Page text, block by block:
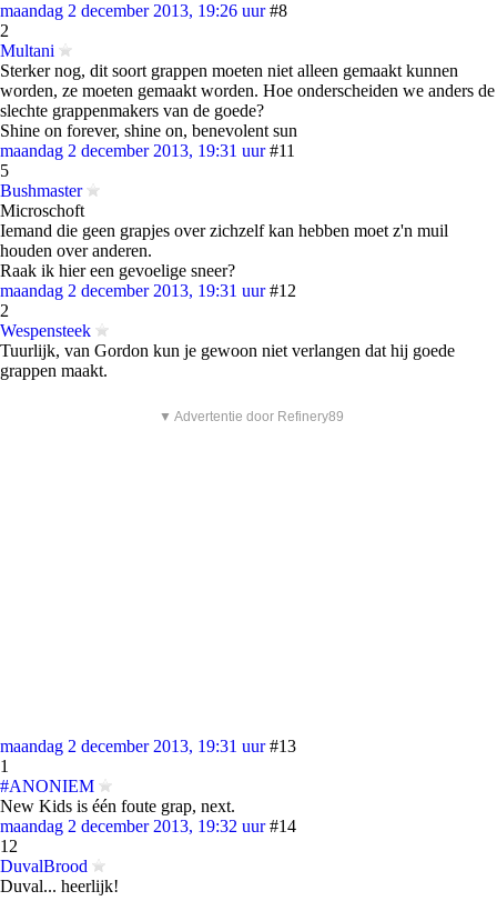
maandag 2 december 2013, 19:26 uur #8
2
Multani
Sterker nog, dit soort grappen moeten niet alleen gemaakt kunnen
worden, ze moeten gemaakt worden. Hoe onderscheiden we anders de
slechte grappenmakers van de goede?
Shine on forever, shine on, benevolent sun
maandag 2 december 2013, 19:31 uur #11
5
Bushmaster
Microschoft
Iemand die geen grapjes over zichzelf kan hebben moet z'n muil
houden over anderen.
Raak ik hier een gevoelige sneer?
maandag 2 december 2013, 19:31 uur #12
2
Wespensteek
Tuurlijk, van Gordon kun je gewoon niet verlangen dat hij goede
grappen maakt.
▼ Advertentie door Refinery89
maandag 2 december 2013, 19:31 uur #13
1
#ANONIEM
New Kids is één foute grap, next.
maandag 2 december 2013, 19:32 uur #14
12
DuvalBrood
Duval... heerlijk!